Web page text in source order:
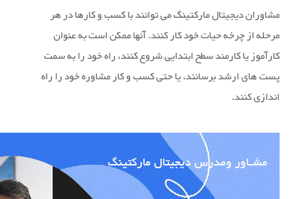
مشاوران دیجیتال مارکتینگ می توانند با کسب و کارها در هر
مرحله از چرخه حیات خود کار کنند. آنها ممکن است به عنوان
کارآموز یا کارمند سطح ابتدایی شروع کنند، راه خود را به سمت
پست های ارشد برسانند، یا حتی کسب و کار مشاوره خود را راه
اندازی کنند.